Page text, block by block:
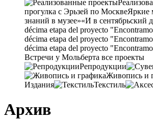
прогулка с Эрьзей по МосквеЯркие
знаний в музее»«И в сентябрьский
décima etapa del proyecto
décima etapa del proyecto
décima etapa del proyecto
Встречи у Мольберта все проекты
Репродукции
Живопись и
Издания
Текстиль
Архив